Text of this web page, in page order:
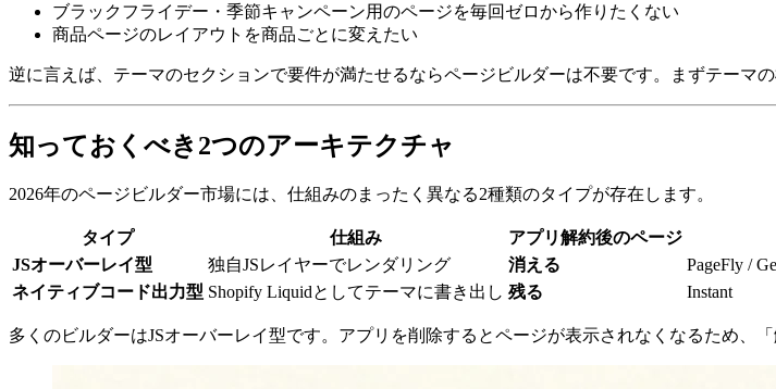
ブラックフライデー・季節キャンペーン用のページを毎回ゼロから作りたくない
商品ページのレイアウトを商品ごとに変えたい
逆に言えば、テーマのセクションで要件が満たせるならページビルダーは不要です。まずテーマ
知っておくべき2つのアーキテクチャ
2026年のページビルダー市場には、仕組みのまったく異なる2種類のタイプが存在します。
タイプ 仕組み アプリ解約後のページ
JSオーバーレイ型
独自JSレイヤーでレンダリング 消える
PageFly /
ネイティブコード出力型 Shopify Liquidとしてテーマに書き出し 残る Instant
多くのビルダーはJSオーバーレイ型です。アプリを削除するとページが表示されなくなるため、